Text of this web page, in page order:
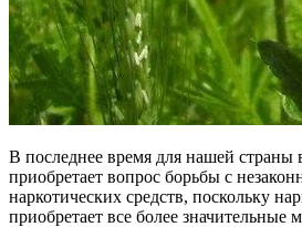
В последнее время для нашей страны
приобретает вопрос борьбы с
наркотических средств, поскольку
приобретает все более значительные